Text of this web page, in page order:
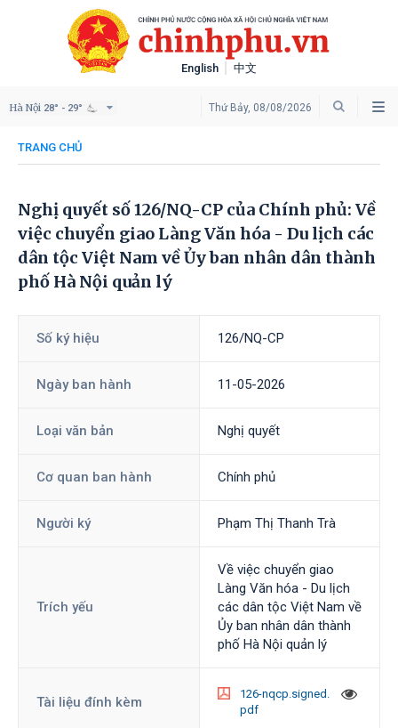
English 中文
Thứ Bảy, 08/08/2026
Hà Nội 28° - 29°
TRANG CHỦ
Nghị quyết số 126/NQ-CP của Chính phủ: Về
việc chuyển giao Làng Văn hóa - Du lịch các
dân tộc Việt Nam về Ủy ban nhân dân thành
phố Hà Nội quản lý
Số ký hiệu 126/NQ-CP
Ngày ban hành 11-05-2026
Loại văn bản Nghị quyết
Cơ quan ban hành Chính phủ
Người ký Phạm Thị Thanh Trà
Trích yếu
Về việc chuyển giao
Làng Văn hóa - Du lịch
các dân tộc Việt Nam về
Ủy ban nhân dân thành
phố Hà Nội quản lý
Tài liệu đính kèm
126-nqcp.signed.
pdf